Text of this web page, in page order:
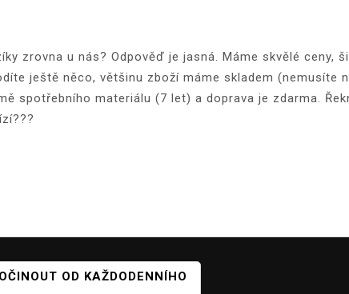
zrovna u nás? Odpověď je jasná. Máme skvělé ceny,
ještě něco, většinu zboží máme skladem (nemusíte
spotřebního materiálu (7 let) a doprava je zdarma.
OD KAŽDODENNÍHO